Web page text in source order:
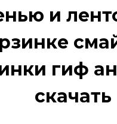
и
гиф
скачать